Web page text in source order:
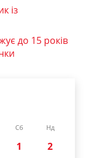
із
до 15 років
Сб Нд
1
2